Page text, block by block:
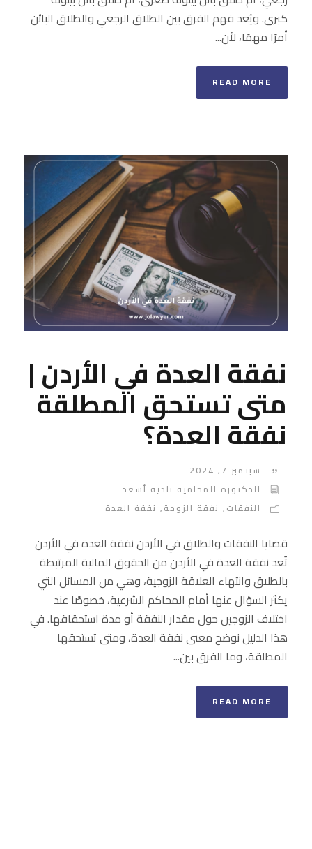
كبرى. ويُعد فهم الفرق بين الطلاق الرجعي والطلاق البائن
أمرًا مهمًا، لأن...
READ MORE
نفقة العدة في الأردن |
متى تستحق المطلقة
نفقة العدة؟
سبتمبر 7, 2024
الدكتورة المحامية نادية أسعد
النفقات, نفقة الزوجة, نفقة العدة
قضايا النفقات والطلاق في الأردن نفقة العدة في الأردن
تُعد نفقة العدة في الأردن من الحقوق المالية المرتبطة
بالطلاق وانتهاء العلاقة الزوجية، وهي من المسائل التي
يكثر السؤال عنها أمام المحاكم الشرعية، خصوصًا عند
اختلاف الزوجين حول مقدار النفقة أو مدة استحقاقها. في
هذا الدليل نوضح معنى نفقة العدة، ومتى تستحقها
المطلقة، وما الفرق بين...
READ MORE